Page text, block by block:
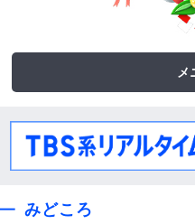
メ
みどころ